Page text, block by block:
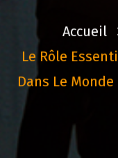
Accueil
Le Rôle
Dans Le